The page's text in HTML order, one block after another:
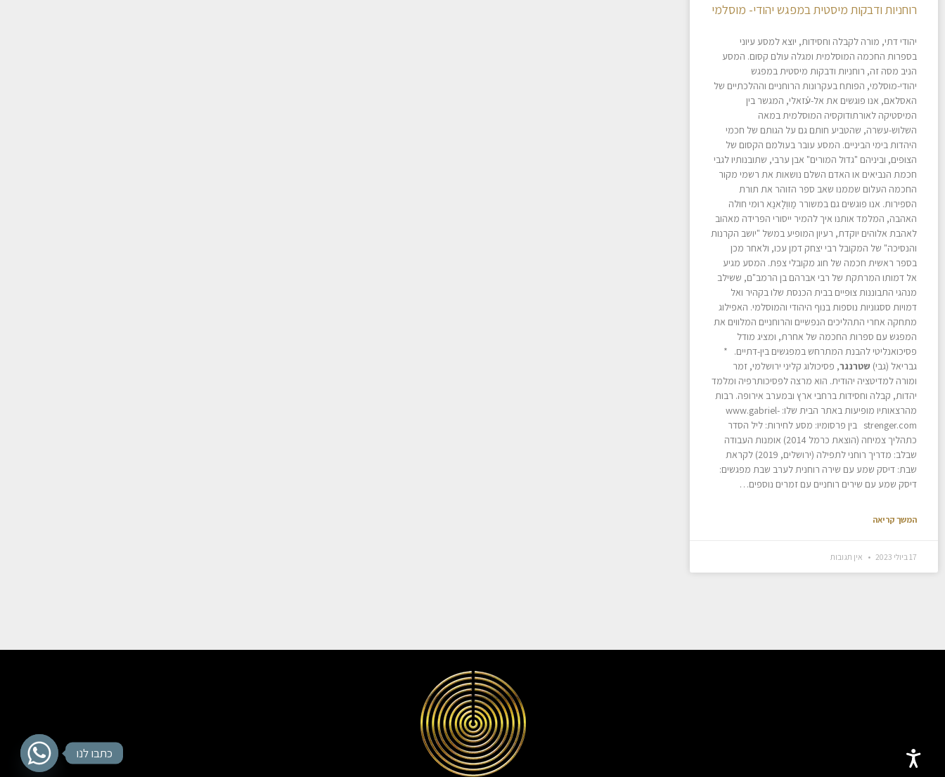
רוחניות ודבקות מיסטית במפגש יהודי- מוסלמי
יהודי דתי, מורה לקבלה וחסידות, יוצא למסע עיוני
בספרות החכמה המוסלמית ומגלה עולם קסום. המסע
הניב מסה זה, רוחניות ודבקות מיסטית במפגש
יהודי-מוסלמי, הפותח בעקרונות הרוחניים וההלכתיים של
האסלאם, אנו פוגשים את אל-ע֗זאלי, המגשר בין
המיסטיקה לאורתודוקסיה המוסלמית במאה
השלוש-עשרה, שהטביע חותם גם על הגותם של חכמי
היהדות בימי הביניים. המסע עובר בעולמם הקסום של
הצוּפים, וביניהם "גדול המורים" אבן ערבי, שתובנותיו לגבי
חכמת הנביאים או האדם השלם נושאות את רשמי מקור
החכמה העלום שממנו שאב ספר הזוהר את תורת
הספירות. אנו פוגשים גם במשורר מַווְלָאנַא רוּמי חולה
האהבה, המלמד אותנו איך להמיר ייסורי הפרידה מאהוב
לאהבת אלוהים יוקדת, רעיון המופיע במשל "יושב הקרנות
והנסיכה" של המקובל רבי יצחק דמן עכו, ולאחר מכן
בספר ראשית חכמה של חוג מקובלי צפת. המסע מגיע
אל דמותו המרתקת של רבי אברהם בן הרמב"ם, ששילב
מנהגי התבוננות צוּפיים בבית הכנסת שלו בקהיר ואל
דמויות ססגוניות נוספות בנוף היהודי והמוסלמי. האפילוג
מתחקה אחרי התהליכים הנפשיים והרוחניים המלווים את
המפגש עם ספרות החכמה של אחרת, ומציג מודל
פסיכואנליטי להבנת המתרחש במפגשים בין-דתיים. *
גבריאל (גבי) שטרנגר, פסיכולוג קליני ירושלמי, זמר
ומורה למדיטציה יהודית. הוא מרצה לפסיכותרפיה ומלמד
יהדות, קבלה וחסידות ברחבי ארץ ובמערב אירופה. רבות
מהרצאותיו מופיעות באתר הבית שלו: www.gabriel-
strenger.com בין פרסומיו: מסע לחירות: ליל הסדר
כתהליך צמיחה (הוצאת כרמל 2014) אומנות העבודה
שבלב: מדריך רוחני לתפילה (ירושלים, 2019) לקראת
שבת: דיסק שמע עם שירה רוחנית לערב שבת מפגשים:
דיסק שמע עם שירים רוחניים עם זמרים נוספים…
המשך קריאה
17 ביולי 2023 אין תגובות
כתבו לנו